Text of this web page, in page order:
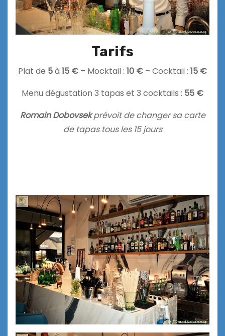
Tarifs
Plat de 5à 15 € – Mocktail : 10 € – Cocktail : 15 €
Menu dégustation 3 tapas et 3 cocktails : 55 €
Romain Dobovsekprévoit de changer sa carte
de tapas tous les 15 jours